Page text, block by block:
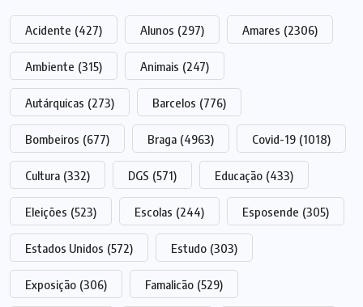
Acidente (427) Alunos (297) Amares (2306)
Ambiente (315) Animais (247)
Autárquicas (273) Barcelos (776)
Bombeiros (677) Braga (4963) Covid-19 (1018)
Cultura (332) DGS (571) Educação (433)
Eleições (523) Escolas (244) Esposende (305)
Estados Unidos (572) Estudo (303)
Exposição (306) Famalicão (529)